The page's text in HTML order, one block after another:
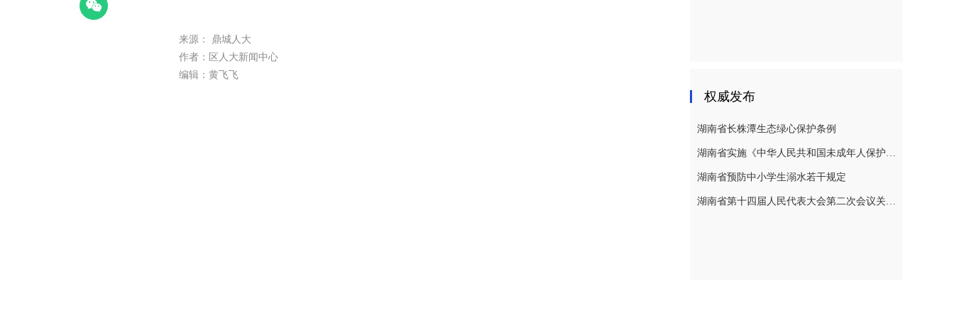
a
y
来源： 鼎城人大
作者：区人大新闻中心
编辑：黄飞飞
权威发布
湖南省长株潭生态绿心保护条例
湖南省实施《中华人民共和国未成年人保护法》若干规定
湖南省预防中小学生溺水若干规定
湖南省第十四届人民代表大会第二次会议关于湖南省人民代表大会常务委员会工作报告的决议